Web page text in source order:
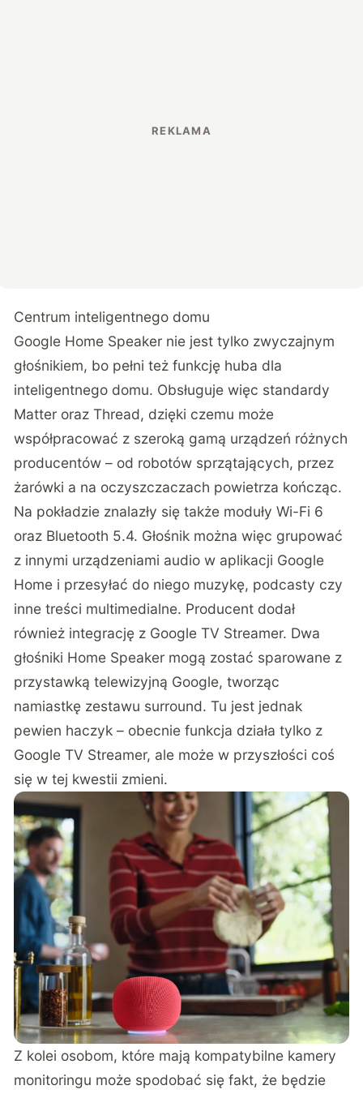
Centrum inteligentnego domu
Google Home Speaker nie jest tylko zwyczajnym
głośnikiem, bo pełni też funkcję huba dla
inteligentnego domu. Obsługuje więc standardy
Matter oraz Thread, dzięki czemu może
współpracować z szeroką gamą urządzeń różnych
producentów – od robotów sprzątających, przez
żarówki a na oczyszczaczach powietrza kończąc.
Na pokładzie znalazły się także moduły Wi-Fi 6
oraz Bluetooth 5.4. Głośnik można więc grupować
z innymi urządzeniami audio w aplikacji Google
Home i przesyłać do niego muzykę, podcasty czy
inne treści multimedialne. Producent dodał
również integrację z Google TV Streamer. Dwa
głośniki Home Speaker mogą zostać sparowane z
przystawką telewizyjną Google, tworząc
namiastkę zestawu surround. Tu jest jednak
pewien haczyk – obecnie funkcja działa tylko z
Google TV Streamer, ale może w przyszłości coś
się w tej kwestii zmieni.
Z kolei osobom, które mają kompatybilne kamery
monitoringu może spodobać się fakt, że będzie